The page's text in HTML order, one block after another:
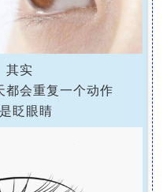
其实
都会重复一个动作
眨眼睛